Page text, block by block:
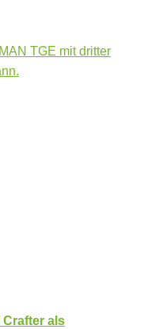
Crafter als